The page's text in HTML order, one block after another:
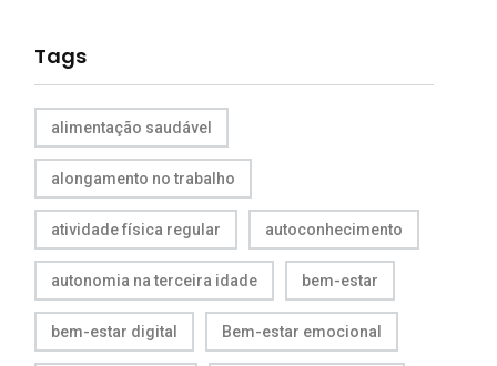
Tags
alimentação saudável
alongamento no trabalho
atividade física regular autoconhecimento
autonomia na terceira idade bem-estar
bem-estar digital Bem-estar emocional